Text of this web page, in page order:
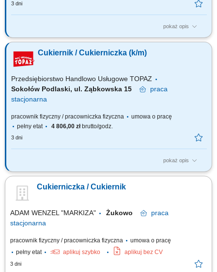
3 dni
pokaż opis
Zakres obowiązków: współpraca przy produkcji ciast i innych wyrobów
nadzień, kremów, polew; dekorowanie ciast oraz tortów we współpracy z
cukiernikami; prace pomocnicze we współpracy z cukiernikami
Cukiernik / Cukierniczka (k/m)
Przedsiębiorstwo Handlowo Usługowe TOPAZ
Sokołów Podlaski, ul. Ząbkowska 15
praca
stacjonarna
pracownik fizyczny / pracowniczka fizyczna
umowa o pracę
pełny etat
4 806,00 złbrutto/godz.
3 dni
pokaż opis
Twoje główne zadania: przygotowywanie tortów, ciast, deserów zgodnie
rodzaju nadzień, kremów, polew; prace pomocnicze we współpracy z
cukiernikami;
Cukierniczka / Cukiernik
ADAM WENZEL "MARKIZA" Żukowo
praca
stacjonarna
pracownik fizyczny / pracowniczka fizyczna
umowa o pracę
pełny etat
aplikuj szybko aplikuj bez CV
3 dni